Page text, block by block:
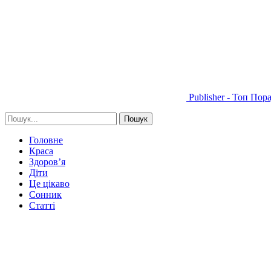
Publisher - Топ
Головне
Краса
Здоров’я
Діти
Це цікаво
Сонник
Статті